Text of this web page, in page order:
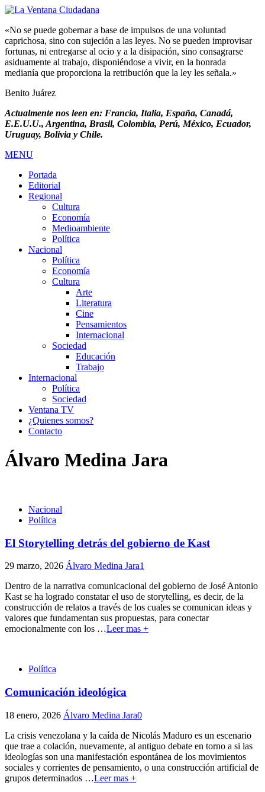
«No se puede gobernar a base de impulsos de una voluntad
caprichosa, sino con sujeción a las leyes. No se pueden improvisar
fortunas, ni entregarse al ocio y a la disipación, sino consagrarse
asiduamente al trabajo, disponiéndose a vivir, en la honrada
medianía que proporciona la retribución que la ley les señala.»
Benito Juárez
Actualmente nos leen en: Francia, Italia, España, Canadá,
E.E.U.U., Argentina, Brasil, Colombia, Perú, México, Ecuador,
Uruguay, Bolivia y Chile.
MENU
Portada
Editorial
Regional
Cultura
Economía
Medioambiente
Política
Nacional
Política
Economía
Cultura
Arte
Literatura
Cine
Pensamientos
Internacional
Sociedad
Educación
Trabajo
Internacional
Política
Sociedad
Ventana TV
¿Quienes somos?
Contacto
Álvaro Medina Jara
Nacional
Política
El Storytelling detrás del gobierno de Kast
29 marzo, 2026 Álvaro Medina Jara1
Dentro de la narrativa comunicacional del gobierno de José Antonio
Kast se ha logrado constatar el uso de storytelling, es decir, de la
construcción de relatos a través de los cuales se comunican ideas y
valores que fundamentan sus propuestas, para conectar
emocionalmente con los …Leer mas +
Política
Comunicación ideológica
18 enero, 2026 Álvaro Medina Jara0
La crisis venezolana y la caída de Nicolás Maduro es un escenario
que trae a colación, nuevamente, al antiguo debate en torno a si las
ideologías son una manifestación espontánea de los movimientos
sociales y corrientes de pensamiento, o una construcción artificial de
grupos determinados …Leer mas +